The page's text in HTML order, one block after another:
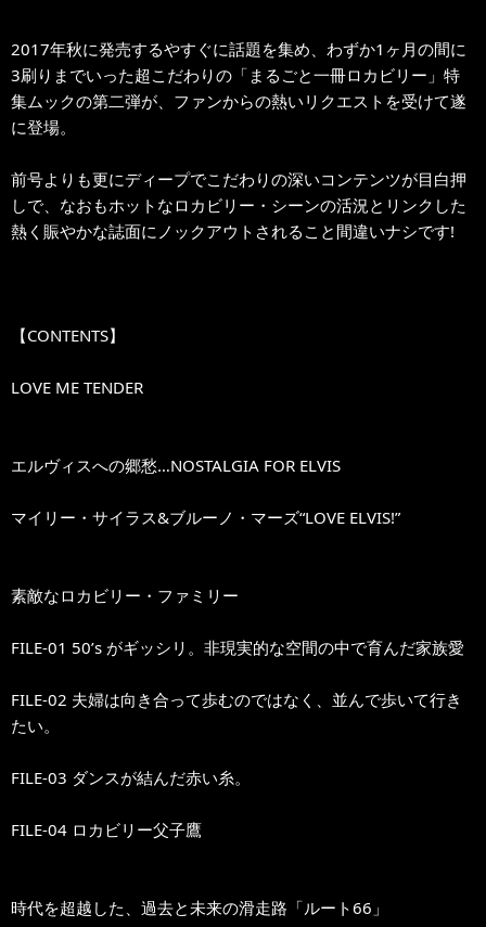
2017年秋に発売するやすぐに話題を集め、わずか1ヶ月の間に
3刷りまでいった超こだわりの「まるごと一冊ロカビリー」特
集ムックの第二弾が、ファンからの熱いリクエストを受けて遂
に登場。
前号よりも更にディープでこだわりの深いコンテンツが目白押
しで、なおもホットなロカビリー・シーンの活況とリンクした
熱く賑やかな誌面にノックアウトされること間違いナシです!
【CONTENTS】
LOVE ME TENDER
エルヴィスへの郷愁…NOSTALGIA FOR ELVIS
マイリー・サイラス&ブルーノ・マーズ“LOVE ELVIS!”
素敵なロカビリー・ファミリー
FILE-01 50’s がギッシリ。非現実的な空間の中で育んだ家族愛
FILE-02 夫婦は向き合って歩むのではなく、並んで歩いて行き
たい。
FILE-03 ダンスが結んだ赤い糸。
FILE-04 ロカビリー父子鷹
時代を超越した、過去と未来の滑走路「ルート66」